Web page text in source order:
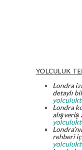
YOLCULUK
Londra
detaylı
Londra
alışveriş
rehberi